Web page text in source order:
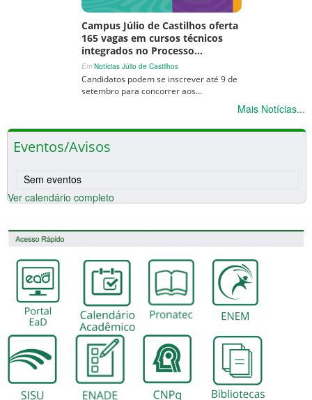
Campus Júlio de Castilhos oferta
165 vagas em cursos técnicos
integrados no Processo…
Em Notícias Júlio de Castilhos
Candidatos podem se inscrever até 9 de
setembro para concorrer aos…
Mais Notícias...
Eventos/Avisos
Sem eventos
Ver calendário completo